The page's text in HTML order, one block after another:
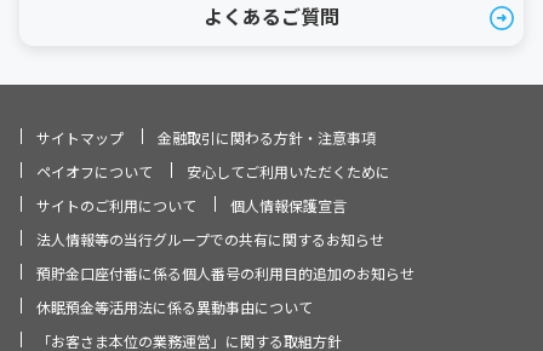
よくあるご質問
サイトマップ
金融取引に関わる方針・注意事項
ペイオフについて
安心してご利用いただくために
サイトのご利用について
個人情報保護宣言
法人情報等の当行グループでの共有に関するお知らせ
預貯金口座付番に係る個人番号の利用目的追加のお知らせ
休眠預金等活用法に係る異動事由について
「お客さま本位の業務運営」に関する取組方針